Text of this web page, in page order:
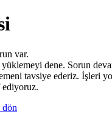
var.
yüklemeyi dene. Sorun
tavsiye ederiz. İşleri
ediyoruz.
dön